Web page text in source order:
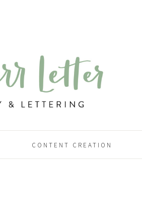
CONTENT CREATION